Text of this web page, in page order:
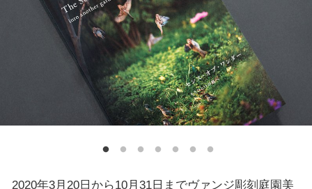
2020年3月20日から10月31日までヴァンジ彫刻庭園美